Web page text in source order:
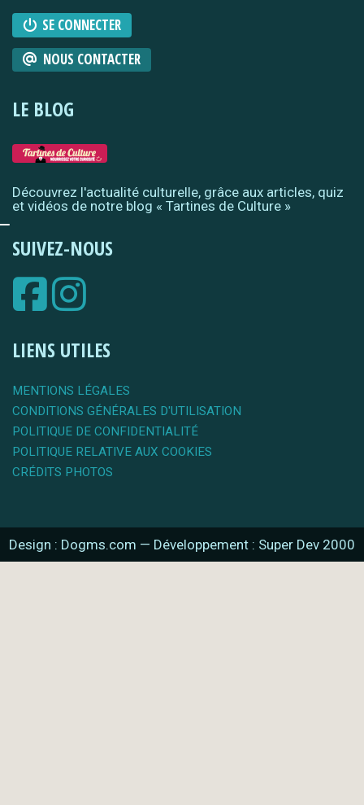
SE CONNECTER
NOUS CONTACTER
LE BLOG
Découvrez l'actualité culturelle, grâce aux articles, quiz
et vidéos de notre blog « Tartines de Culture »
SUIVEZ-NOUS
LIENS UTILES
MENTIONS LÉGALES
CONDITIONS GÉNÉRALES D'UTILISATION
POLITIQUE DE CONFIDENTIALITÉ
POLITIQUE RELATIVE AUX COOKIES
CRÉDITS PHOTOS
Design : Dogms.com — Développement : Super Dev 2000